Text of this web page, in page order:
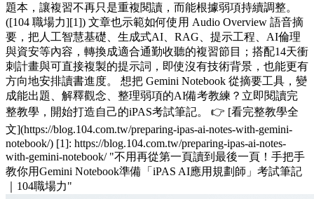
題本，讓複習不再只是重複閱讀，而能根據弱項持續調整。
([104 職場力][1]) 文章也示範如何使用 Audio Overview 語音摘
要，把人工智慧基礎、生成式AI、RAG、提示工程、AI倫理
與資安等內容，轉換成適合通勤收聽的複習節目；搭配14天衝
刺計畫與可直接複製的提示詞，即使沒有技術背景，也能更有
方向地安排讀書進度。 想把 Gemini Notebook 從摘要工具，變
成能出題、解釋觀念、整理弱項的AI備考教練？立即閱讀完
整教學，開始打造自己的iPAS考試筆記。 👉 [看完整教學全
文](https://blog.104.com.tw/preparing-ipas-ai-notes-with-gemini-
notebook/) [1]: https://blog.104.com.tw/preparing-ipas-ai-notes-
with-gemini-notebook/ "不用再從第一頁讀到最後一頁！手把手
教你用Gemini Notebook準備「iPAS AI應用規劃師」考試筆記
｜104職場力"